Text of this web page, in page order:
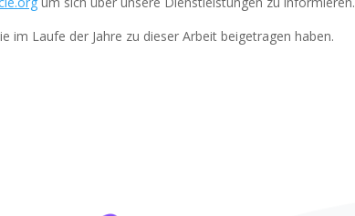
im Laufe der Jahre zu dieser Arbeit beigetragen haben.